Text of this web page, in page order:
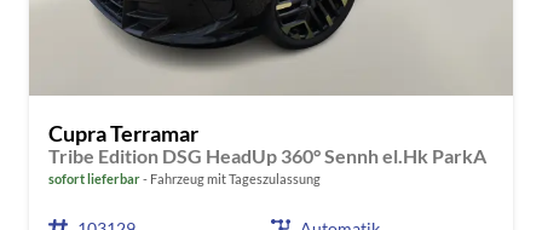
Cupra Terramar
Tribe Edition DSG HeadUp 360° Sennh el.Hk ParkA
sofort lieferbar Fahrzeug mit Tageszulassung